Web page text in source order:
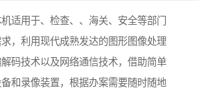
适用于、检查、、海关、安全等部门
，利用现代成熟发达的图形图像处理
码技术以及网络通信技术，借助简单
和录像装置，根据办案需要随时随地